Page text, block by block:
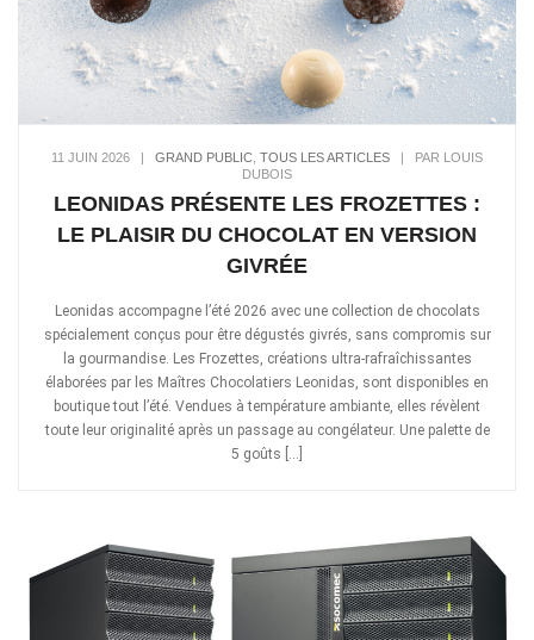
11 JUIN 2026 | GRAND PUBLIC TOUS LES ARTICLES | PAR LOUIS
DUBOIS
LEONIDAS PRÉSENTE LES FROZETTES :
LE PLAISIR DU CHOCOLAT EN VERSION
GIVRÉE
Leonidas accompagne l’été 2026 avec une collection de chocolats
spécialement conçus pour être dégustés givrés, sans compromis sur
la gourmandise. Les Frozettes, créations ultra-rafraîchissantes
élaborées par les Maîtres Chocolatiers Leonidas, sont disponibles en
boutique tout l’été. Vendues à température ambiante, elles révèlent
toute leur originalité après un passage au congélateur. Une palette de
5 goûts […]